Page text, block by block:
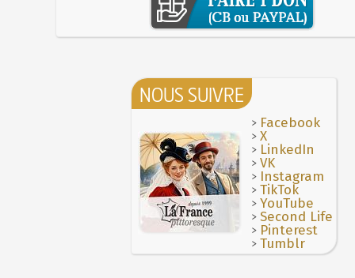
NOUS SUIVRE
> Facebook
>X
> LinkedIn
>VK
> Instagram
>TikTok
>YouTube
>Second Life
> Pinterest
>Tumblr